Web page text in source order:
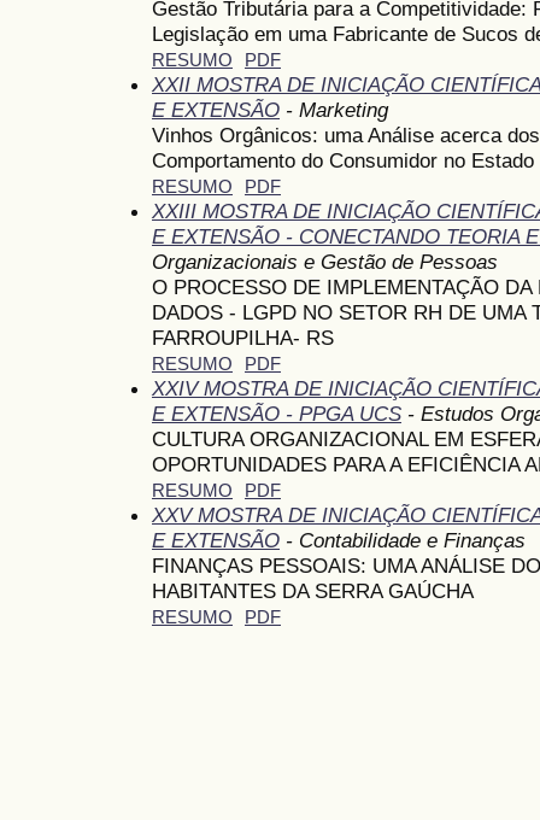
Gestão Tributária para a Competitividade:
Legislação em uma Fabricante de Sucos
RESUMO PDF
XXII MOSTRA DE INICIAÇÃO
E EXTENSÃO - Marketing
Vinhos Orgânicos: uma Análise acerca
Comportamento do Consumidor no
RESUMO PDF
XXIII MOSTRA DE INICIAÇÃO
E EXTENSÃO - CONECTANDO TEORIA
Organizacionais e Gestão de Pessoas
O PROCESSO DE IMPLEMENTAÇÃO
DADOS - LGPD NO SETOR RH DE UMA
FARROUPILHA- RS
RESUMO PDF
XXIV MOSTRA DE INICIAÇÃO
E EXTENSÃO - PPGA UCS - Estudos
CULTURA ORGANIZACIONAL EM
OPORTUNIDADES PARA A EFICIÊNCIA
RESUMO PDF
XXV MOSTRA DE INICIAÇÃO
E EXTENSÃO - Contabilidade e Finanças
FINANÇAS PESSOAIS: UMA ANÁLISE
HABITANTES DA SERRA GAÚCHA
RESUMO PDF